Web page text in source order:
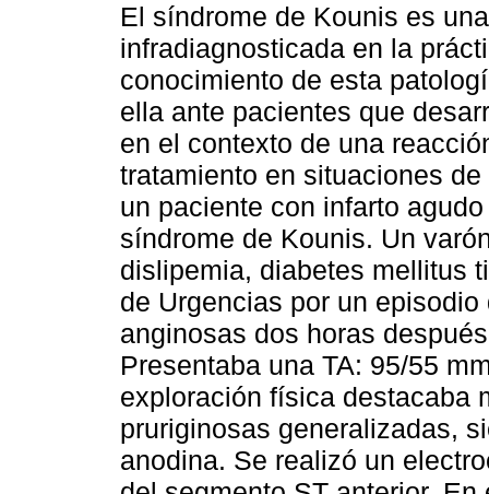
El síndrome de Kounis es
infradiagnosticada en la
conocimiento de esta
ella ante pacientes que
en el contexto de una
tratamiento en situaciones
un paciente con infarto
síndrome de Kounis. Un
dislipemia, diabetes mellitus
de Urgencias por un
anginosas dos horas
Presentaba una TA: 95/55
exploración física destacaba
pruriginosas generalizadas,
anodina. Se realizó un